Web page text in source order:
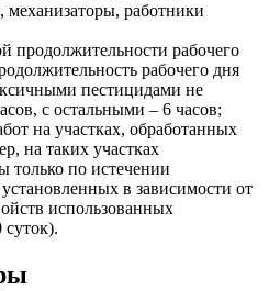
механизаторы, работники
продолжительности рабочего
рабочего дня
пестицидами не
с остальными – 6 часов;
на участках, обработанных
на таких участках
только по истечении
в зависимости от
использованных
суток).